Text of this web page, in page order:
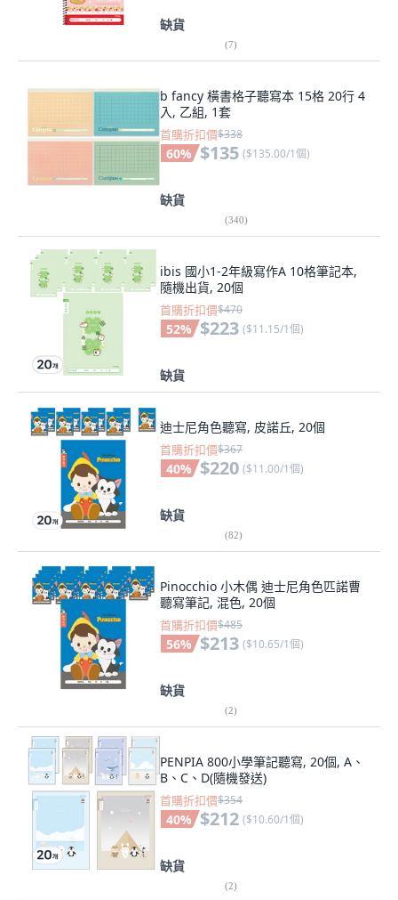
缺貨
(7)
b fancy 橫書格子聽寫本 15格 20行 4
入, 乙組, 1套
首購折扣價$338
60% $135 ($135.00/1個)
缺貨
(340)
ibis 國小1-2年級寫作A 10格筆記本,
隨機出貨, 20個
首購折扣價$470
52% $223 ($11.15/1個)
缺貨
迪士尼角色聽寫, 皮諾丘, 20個
首購折扣價$367
40% $220 ($11.00/1個)
缺貨
(82)
Pinocchio 小木偶 迪士尼角色匹諾曹
聽寫筆記, 混色, 20個
首購折扣價$485
56% $213 ($10.65/1個)
缺貨
(2)
PENPIA 800小學筆記聽寫, 20個, A、
B、C、D(隨機發送)
首購折扣價$354
40% $212 ($10.60/1個)
缺貨
(2)